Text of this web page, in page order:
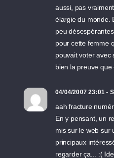
aussi, pas
élargie du monde.
peu
pour cette femme
pouvait voter avec
bien la preuve que
04/04/2007 23:01 -
aah fracture
En y pensant, un
mis sur le web sur
principaux
regarder ça... :(